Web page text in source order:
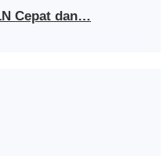
Cepat dan…